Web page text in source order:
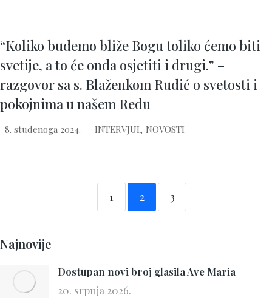
“Koliko budemo bliže Bogu toliko ćemo biti
svetije, a to će onda osjetiti i drugi.” –
razgovor sa s. Blaženkom Rudić o svetosti i
pokojnima u našem Redu
8. studenoga 2024. INTERVJUI, NOVOSTI
1 2 3
Najnovije
Dostupan novi broj glasila Ave Maria
20. srpnja 2026.